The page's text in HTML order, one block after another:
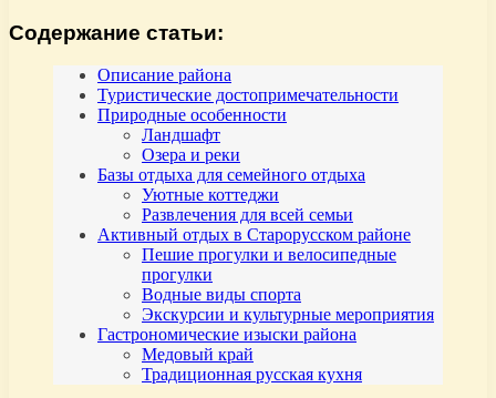
Содержание статьи:
Описание района
Туристические достопримечательности
Природные особенности
Ландшафт
Озера и реки
Базы отдыха для семейного отдыха
Уютные коттеджи
Развлечения для всей семьи
Активный отдых в Старорусском районе
Пешие прогулки и велосипедные
прогулки
Водные виды спорта
Экскурсии и культурные мероприятия
Гастрономические изыски района
Медовый край
Традиционная русская кухня